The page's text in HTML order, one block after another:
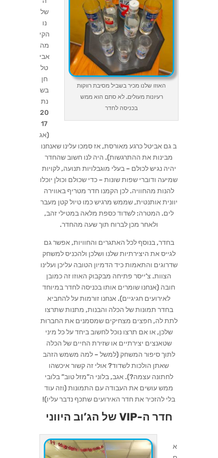
האוזו שלנו מכיר בשביל מסיבת רווקות
רעיונות מעולים. לא סתם הוא ממש
בכניסה לחדר
של
נו
הקי
מה
אבי
טל
חן
בש
נת
20
17
(אג
ב גם אביטל כרגע מאורסת, אז סמכו עלינו שאנחנו
מבינות את ההתרגשות). היה לנו חשוב שהחדר
יהיה נגיש לכולם – בעלי מוגבלויות תנועה, לקויות
שמיעה ודוברי שפות שונות – כדי שכולם וכולן יוכלו
להנות מהחוויה. לכן הקמנו חדר מטריף באווירה
יוונית אותנטית, שממש מרגיש כמו טיול קטן מעבר
לים. המטרה: לשדוד כספת מלאה במטילי זהב,
ולאחר מכן לברוח תוך שעה מהחדר.
בחדר, בנוסף לכל האתגרים והחוויות, אפשר גם
לגייס את היצירתיות שלנו ושלכן ולהכניס למשחק
שדרוגים והתאמות כיד הדמיון הטובה עליכן ועלינו
הצוות. צ’ייסר פתיחה מבקבוק האוזו זה כמובן
חובה (אנחנו שומרים אותו בכניסה לחדר במיוחד
לאירועים חגיגיים). אנחנו זורמות על להחביא
בחדר תמונות של הכלה והבנות, מתנות שתרצו
לתת לה, חפצים מצחיקים שמסמנים את החברוּת
שלכן, או אם תרצו נוכל לחשוב ביחד על כל מיני
שטאנצים יצירתיים או שזירת החיים של הכלה
לתוך סיפור המשחק (למשל – למה משמש הזהב
שאתן הולכות לשדוד? אולי זה קשור איכשהו
לחתונה עצמה?). אגב, בלוני ה”מזל טוב” בלובי
ממש עושים את העבודה עם התמונות (וזה עוד
בלי להזכיר את חדר האירועים שתכף נדבר עליו)!
חדר ה-VIP של הג’וב היווני
א